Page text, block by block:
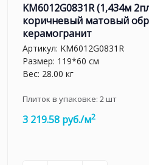
KM6012G0831R (1,434м
коричневый матовый
керамогранит
Артикул: KM6012G0831R
Размер: 119*60 см
Вес: 28.00 кг
Плиток в упаковке: 2шт
3 219.58 руб./м2